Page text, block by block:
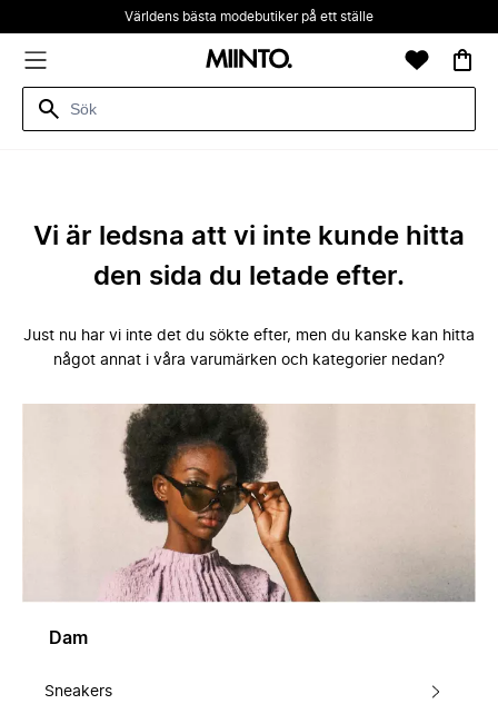
Världens bästa modebutiker på ett ställe
Vi är ledsna att vi inte kunde hitta
den sida du letade efter.
Just nu har vi inte det du sökte efter, men du kanske kan hitta
något annat i våra varumärken och kategorier nedan?
Dam
Sneakers